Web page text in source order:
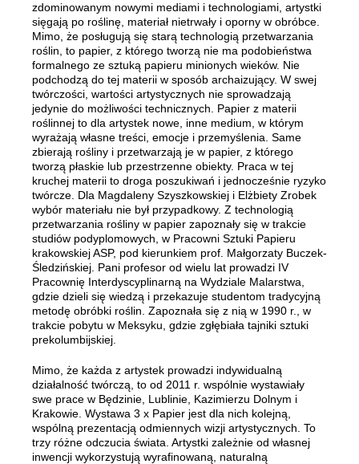
zdominowanym nowymi mediami i technologiami, artystki
sięgają po roślinę, materiał nietrwały i oporny w obróbce.
Mimo, że posługują się starą technologią przetwarzania
roślin, to papier, z którego tworzą nie ma podobieństwa
formalnego ze sztuką papieru minionych wieków. Nie
podchodzą do tej materii w sposób archaizujący. W swej
twórczości, wartości artystycznych nie sprowadzają
jedynie do możliwości technicznych. Papier z materii
roślinnej to dla artystek nowe, inne medium, w którym
wyrażają własne treści, emocje i przemyślenia. Same
zbierają rośliny i przetwarzają je w papier, z którego
tworzą płaskie lub przestrzenne obiekty. Praca w tej
kruchej materii to droga poszukiwań i jednocześnie ryzyko
twórcze. Dla Magdaleny Szyszkowskiej i Elżbiety Zrobek
wybór materiału nie był przypadkowy. Z technologią
przetwarzania rośliny w papier zapoznały się w trakcie
studiów podyplomowych, w Pracowni Sztuki Papieru
krakowskiej ASP, pod kierunkiem prof. Małgorzaty Buczek-
Śledzińskiej. Pani profesor od wielu lat prowadzi IV
Pracownię Interdyscyplinarną na Wydziale Malarstwa,
gdzie dzieli się wiedzą i przekazuje studentom tradycyjną
metodę obróbki roślin. Zapoznała się z nią w 1990 r., w
trakcie pobytu w Meksyku, gdzie zgłębiała tajniki sztuki
prekolumbijskiej.
Mimo, że każda z artystek prowadzi indywidualną
działalność twórczą, to od 2011 r. wspólnie wystawiały
swe prace w Będzinie, Lublinie, Kazimierzu Dolnym i
Krakowie. Wystawa 3 x Papier jest dla nich kolejną,
wspólną prezentacją odmiennych wizji artystycznych. To
trzy różne odczucia świata. Artystki zależnie od własnej
inwencji wykorzystują wyrafinowaną, naturalną